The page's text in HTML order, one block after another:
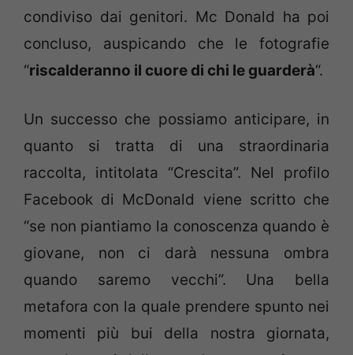
condiviso dai genitori. Mc Donald ha poi
concluso, auspicando che le fotografie
“riscalderanno il cuore di chi le guarderà“.
Un successo che possiamo anticipare, in
quanto si tratta di una straordinaria
raccolta, intitolata “Crescita”. Nel profilo
Facebook di McDonald viene scritto che
“se non piantiamo la conoscenza quando è
giovane, non ci darà nessuna ombra
quando saremo vecchi”. Una bella
metafora con la quale prendere spunto nei
momenti più bui della nostra giornata,